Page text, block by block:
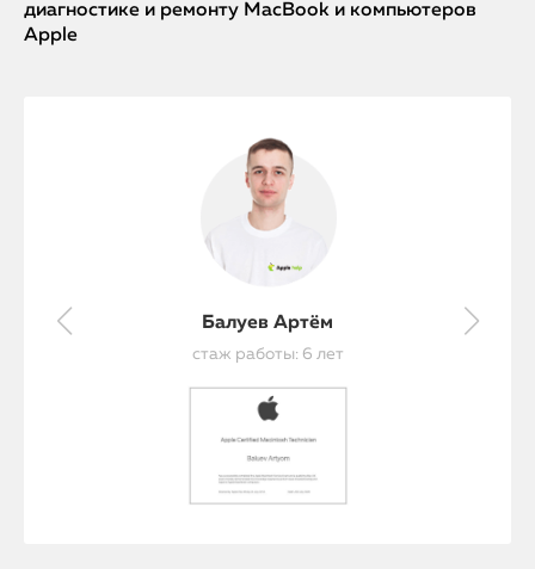
диагностике и ремонту MacBook и компьютеров
Apple
Балуев Артём
стаж работы: 6 лет